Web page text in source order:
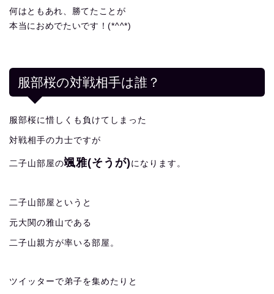
何はともあれ、勝てたことが
本当におめでたいです！(*^^*)
服部桜の対戦相手は誰？
服部桜に惜しくも負けてしまった
対戦相手の力士ですが
二子山部屋の颯雅(そうが) になります。
二子山部屋というと
元大関の雅山である
二子山親方が率いる部屋。
ツイッターで弟子を集めたりと